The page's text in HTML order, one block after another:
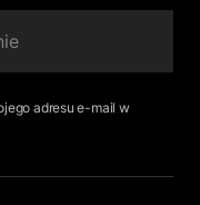
adresu e-mail w